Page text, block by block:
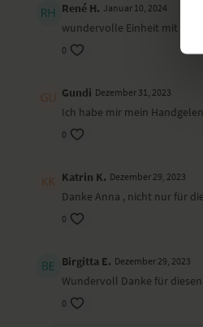
René H. Januar 10, 2024
wundervolle Einheit mit
0
Gundi Dezember 31, 2023
Ich habe mir mein
0
Katrin K. Dezember 29, 2023
Danke Anna , nicht nur für
0
Birgitta E. Dezember 29, 2023
Wundervoll Danke für
0